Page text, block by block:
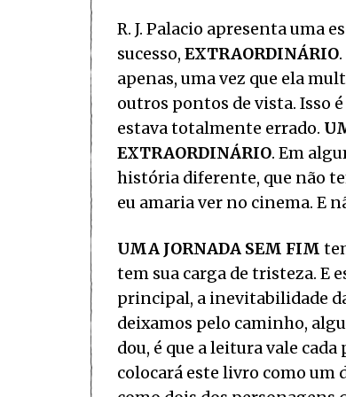
R. J. Palacio apresenta uma
sucesso, EXTRAORDINÁRIO
apenas, uma vez que ela
outros pontos de vista. Isso
estava totalmente errado.
EXTRAORDINÁRIO. Em
história diferente, que não
eu amaria ver no cinema. E
UMA JORNADA SEM FIM
tem sua carga de tristeza. E
principal, a inevitabilidade
deixamos pelo caminho,
dou, é que a leitura vale
colocará este livro como um